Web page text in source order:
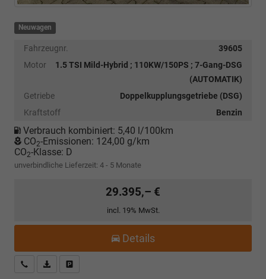
Neuwagen
Fahrzeugnr.
39605
Motor
1.5 TSI Mild-Hybrid ; 110KW/150PS ; 7-Gang-DSG
(AUTOMATIK)
Getriebe
Doppelkupplungsgetriebe (DSG)
Kraftstoff
Benzin
Verbrauch kombiniert: 5,40 l/100km
CO2-Emissionen: 124,00 g/km
CO2-Klasse: D
unverbindliche Lieferzeit: 4 - 5 Monate
29.395,– €
incl. 19% MwSt.
Details
Kostenloser Rückruf-Service
PDF-Datei, Fahrzeugexposé drucken